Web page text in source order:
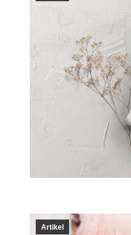
Artikel